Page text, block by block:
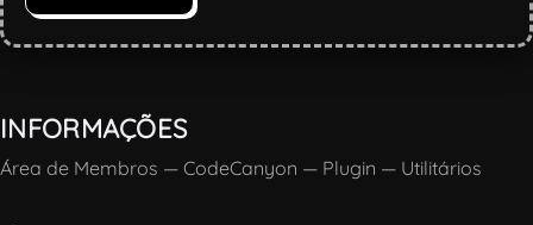
INFORMAÇÕES
Área de Membros — CodeCanyon — Plugin — Utilitários